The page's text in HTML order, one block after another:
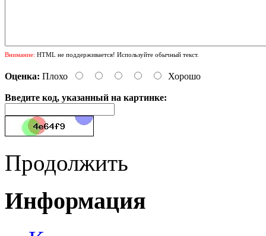
Внимание: HTML не поддерживается! Используйте обычный текст.
Оценка: Плохо Хорошо
Введите код, указанный на картинке:
Продолжить
Информация